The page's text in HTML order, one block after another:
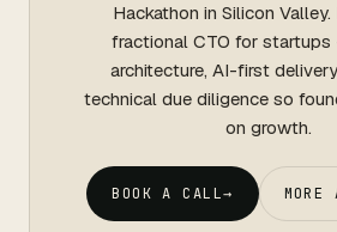
Hackathon in Silicon
fractional CTO for startups
architecture, AI-first
technical due diligence so
on growth.
BOOK A CALL→ MORE